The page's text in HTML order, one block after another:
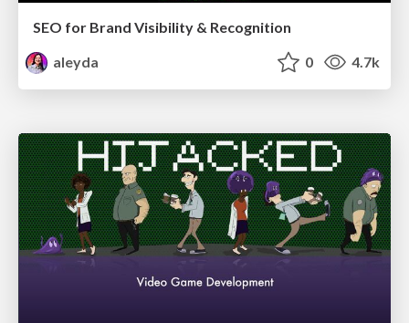
SEO for Brand Visibility & Recognition
aleyda
0 4.7k